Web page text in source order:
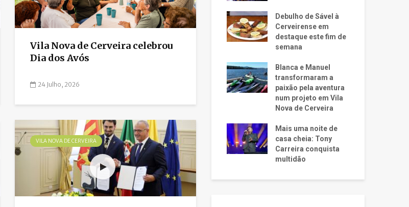
Vila Nova de Cerveira celebrou
Dia dos Avós
24 Julho, 2026
VILA NOVA DE CERVEIRA
Debulho de Sável à
Cerveirense em
destaque este fim de
semana
Blanca e Manuel
transformaram a
paixão pela aventura
num projeto em Vila
Nova de Cerveira
Mais uma noite de
casa cheia: Tony
Carreira conquista
multidão